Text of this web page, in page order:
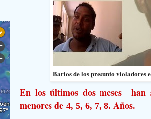
Barios de los presunto violadores
En los últimos dos meses han
menores de 4, 5, 6, 7, 8. Años.